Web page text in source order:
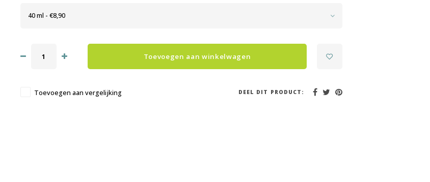
40 ml - €8,90
Toevoegen aan winkelwagen
Toevoegen aan vergelijking DEEL DIT PRODUCT: